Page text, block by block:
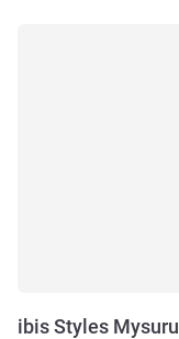
ibis Styles Mysuru